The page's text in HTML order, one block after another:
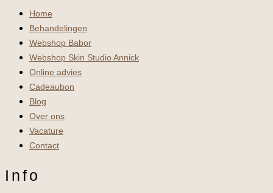
Home
Behandelingen
Webshop Babor
Webshop Skin Studio Annick
Online advies
Cadeaubon
Blog
Over ons
Vacature
Contact
Info